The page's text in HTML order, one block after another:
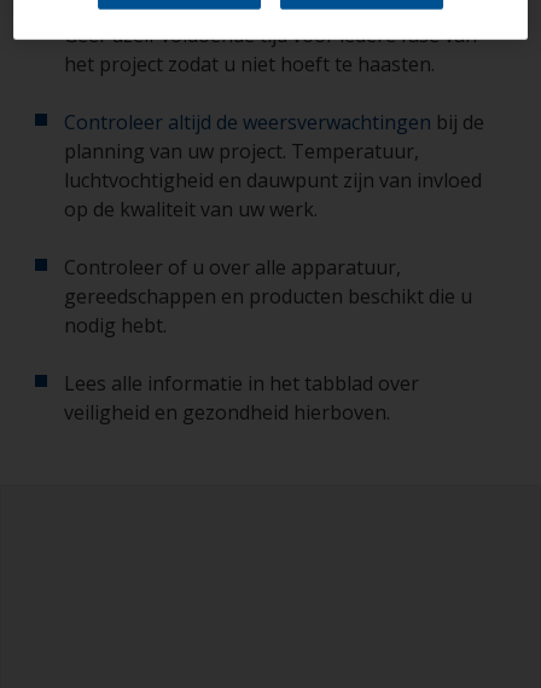
Geef uzelf voldoende tijd voor iedere fase van
het project zodat u niet hoeft te haasten.
Controleer altijd de weersverwachtingen bij de
planning van uw project. Temperatuur,
luchtvochtigheid en dauwpunt zijn van invloed
op de kwaliteit van uw werk.
Controleer of u over alle apparatuur,
gereedschappen en producten beschikt die u
nodig hebt.
Lees alle informatie in het tabblad over
veiligheid en gezondheid hierboven.